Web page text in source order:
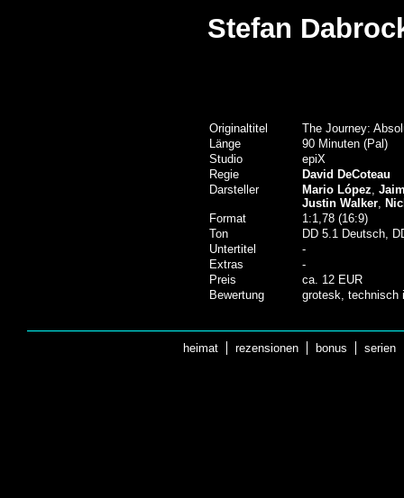
Stefan
Originaltitel
The Journey:
Länge
90 Minuten (Pal)
Studio
epiX
Regie
David DeCoteau
Darsteller
Mario López,
Justin Walker,
Format
1:1,78 (16:9)
Ton
DD 5.1 Deutsch,
Untertitel
-
Extras
-
Preis
ca. 12 EUR
Bewertung
grotesk, technisch
heimat rezensionen bonus serien